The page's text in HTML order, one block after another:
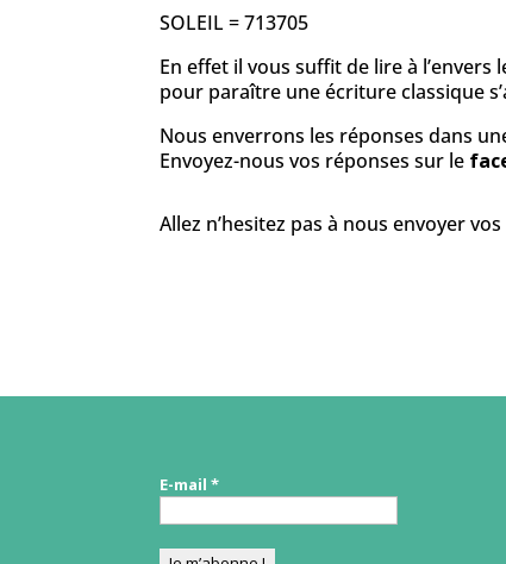
SOLEIL = 713705
En effet il vous suffit de lire à
pour paraître une écriture classique
Nous enverrons les réponses dans
Envoyez-nous vos réponses sur le
Allez n’hesitez pas à nous envoyer
E-mail*